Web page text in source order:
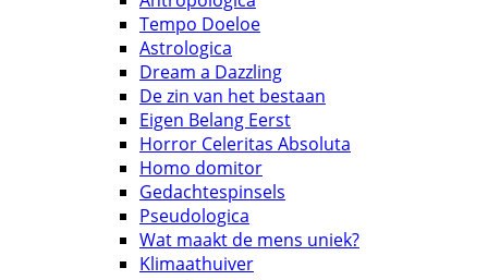
Tempo Doeloe
Astrologica
Dream a Dazzling
De zin van het bestaan
Eigen Belang Eerst
Horror Celeritas Absoluta
Homo domitor
Gedachtespinsels
Pseudologica
Wat maakt de mens uniek?
Klimaathuiver